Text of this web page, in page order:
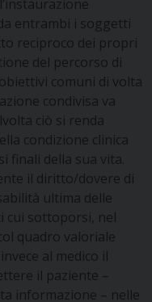
entrambi i soggetti
reciproco dei propri
del percorso di
comuni di volta
condivisa va
ciò si renda
condizione clinica
finali della sua vita.
il diritto/dovere di
ultima delle
cui sottoporsi, nel
quadro valoriale
al medico il
il paziente –
informazione – nelle